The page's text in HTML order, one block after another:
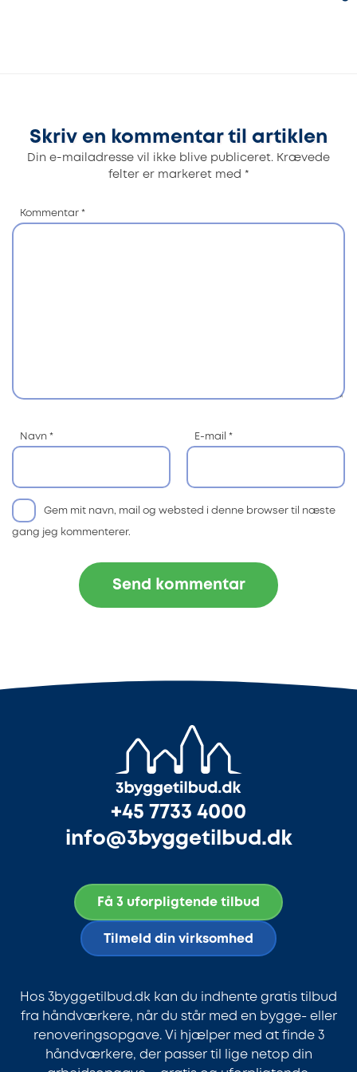
Skriv en kommentar til artiklen
Din e-mailadresse vil ikke blive publiceret. Krævede
felter er markeret med *
Kommentar *
Navn * E-mail *
Gem mit navn, mail og websted i denne browser til næste
gang jeg kommenterer.
+45 7733 4000
info@3byggetilbud.dk
Få 3 uforpligtende tilbud
Tilmeld din virksomhed
Hos 3byggetilbud.dk kan du indhente gratis tilbud
fra håndværkere, når du står med en bygge- eller
renoveringsopgave. Vi hjælper med at finde 3
håndværkere, der passer til lige netop din